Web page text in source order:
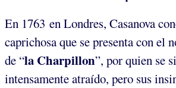
En 1763 en Londres, Casanova
caprichosa que se presenta con el
de “la Charpillon”, por quien se
intensamente atraído, pero sus